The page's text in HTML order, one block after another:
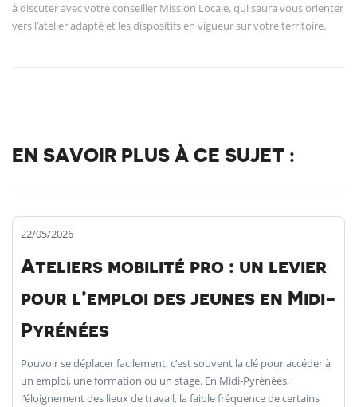
à discuter avec votre conseiller Mission Locale, qui saura vous orienter
vers l’atelier adapté et les dispositifs en vigueur sur votre territoire.
EN SAVOIR PLUS À CE SUJET :
22/05/2026
Ateliers mobilité pro : un levier
pour l’emploi des jeunes en Midi-
Pyrénées
Pouvoir se déplacer facilement, c’est souvent la clé pour accéder à
un emploi, une formation ou un stage. En Midi-Pyrénées,
l’éloignement des lieux de travail, la faible fréquence de certains